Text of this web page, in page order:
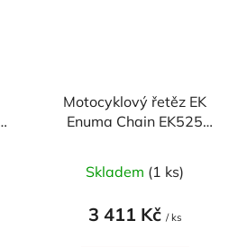
Motocyklový řetěz EK
Enuma Chain EK525
Skladem (1 ks)
3 411 Kč / ks